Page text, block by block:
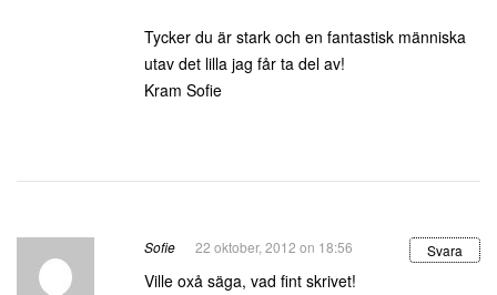
Tycker du är stark och en fantastisk människa
utav det lilla jag får ta del av!
Kram Sofie
Sofie 22 oktober, 2012 on 18:56 Svara
Ville oxå säga, vad fint skrivet!